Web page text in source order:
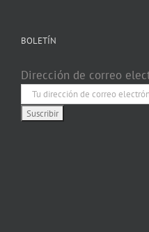
BOLETÍN
Dirección de correo